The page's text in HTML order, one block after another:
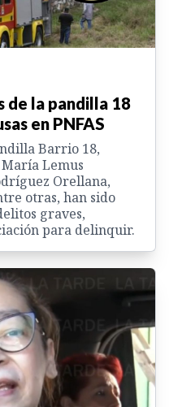
de la pandilla 18
en PNFAS
Barrio 18,
Lemus
Orellana,
otras, han sido
graves,
para delinquir.